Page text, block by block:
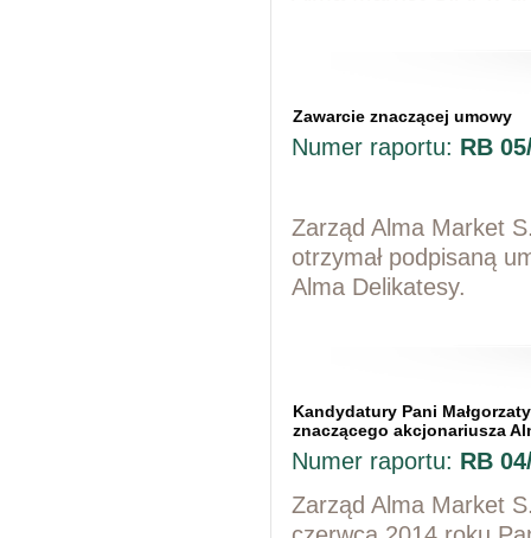
Zawarcie znaczącej umowy
Numer raportu: RB
Zarząd Alma Market
otrzymał podpisaną
Alma Delikatesy.
Kandydatury Pani
znaczącego akcjonariusza
Numer raportu: RB
Zarząd Alma Market